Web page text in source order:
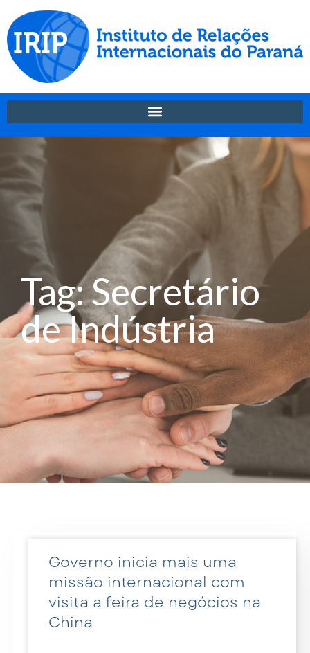
Tag: Secretário
de Indústria
Governo inicia mais uma
missão internacional com
visita a feira de negócios na
China